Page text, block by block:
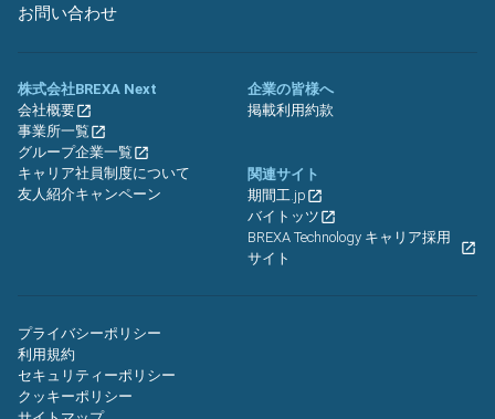
お問い合わせ
株式会社BREXA Next
会社概要
事業所一覧
グループ企業一覧
キャリア社員制度について
友人紹介キャンペーン
企業の皆様へ
掲載利用約款
関連サイト
期間工.jp
バイトッツ
BREXA Technology キャリア採用
サイト
プライバシーポリシー
利用規約
セキュリティーポリシー
クッキーポリシー